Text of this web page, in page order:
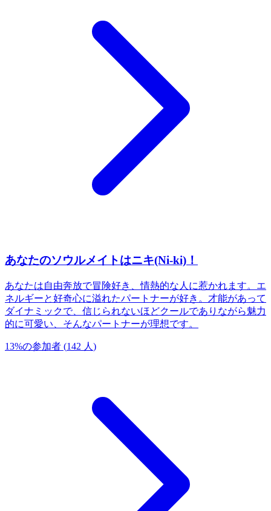
あなたのソウルメイトはニキ(Ni-ki)！
あなたは自由奔放で冒険好き、情熱的な人に惹かれます。エ
ネルギーと好奇心に溢れたパートナーが好き。才能があって
ダイナミックで、信じられないほどクールでありながら魅力
的に可愛い、そんなパートナーが理想です。
13%の参加者 (142 人 )